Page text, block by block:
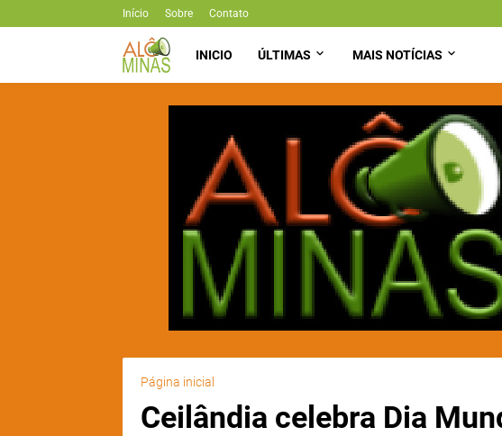
Início Sobre Contato
INICIO ÚLTIMAS MAIS NOTÍCIAS
Página inicial
Ceilândia celebra Dia